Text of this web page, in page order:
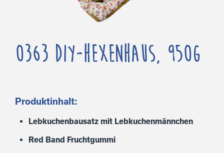
0363 DIY-Hexenhaus, 950g
Produktinhalt:
Lebkuchenbausatz mit Lebkuchenmännchen
Red Band Fruchtgummi